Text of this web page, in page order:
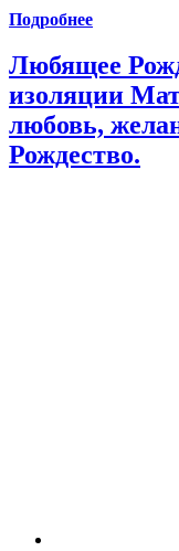
Подробнее
Любящее
изоляции
любовь,
Рождество.